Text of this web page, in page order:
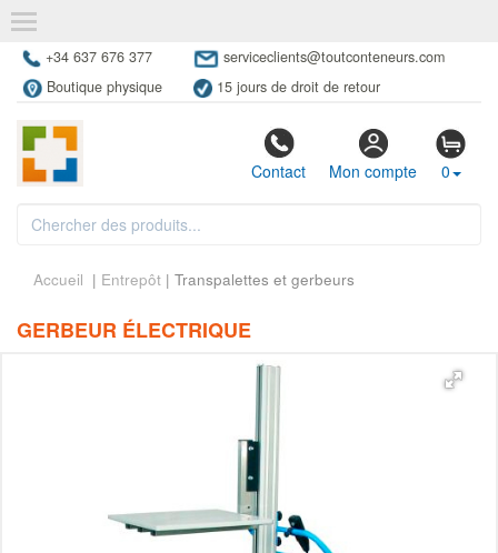
+34 637 676 377
serviceclients@toutconteneurs.com
Boutique physique
15 jours de droit de retour
Contact Mon compte 0
Accueil | Entrepôt | Transpalettes et gerbeurs
GERBEUR ÉLECTRIQUE